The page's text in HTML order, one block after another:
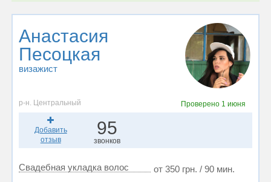
Анастасия
Песоцкая
визажист
р-н. Центральный Проверено 1 июня
Добавить
отзыв
95
звонков
Свадебная укладка волос от 350 грн. / 90 мин.